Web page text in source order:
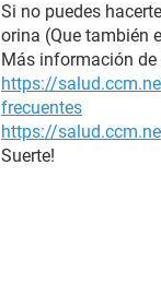
Si no puedes
orina (Que también
Más información de
https://
frecuentes
https://
Suerte!